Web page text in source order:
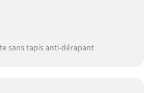
sans tapis anti-dérapant